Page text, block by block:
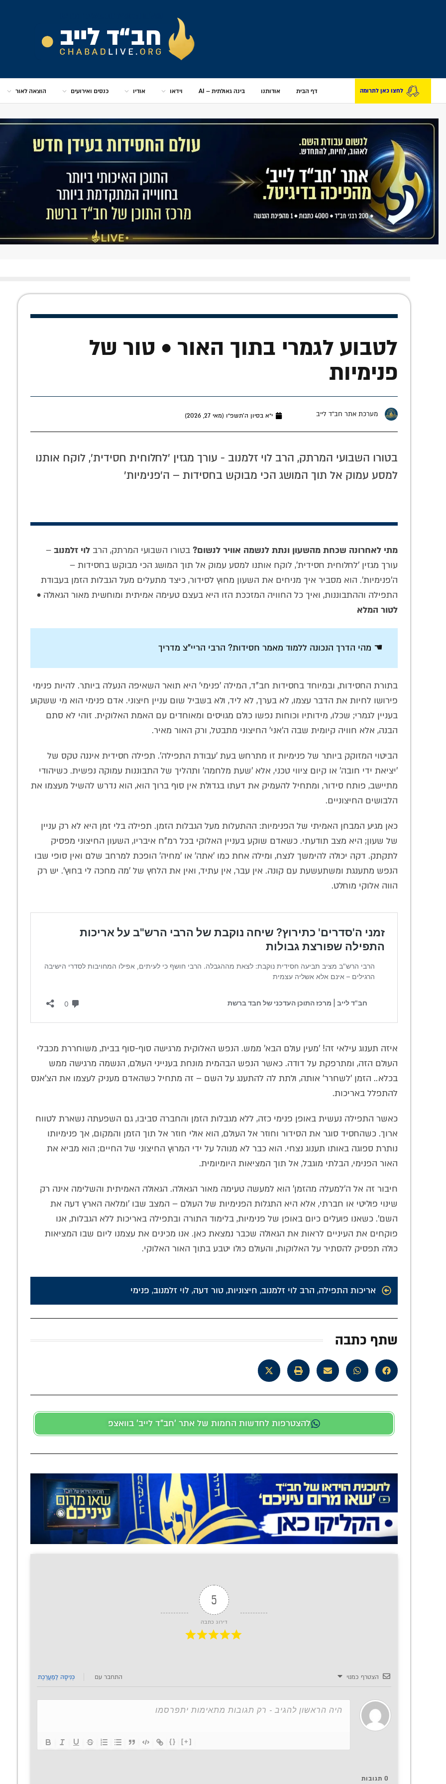
לחצו כאן לתרומה דף הבית אודותנו בינה גאולתית – AI וידאו אודיו כנסים ואירועים הוצאה לאור
לטבוע לגמרי בתוך האור • טור של
פנימיות
מערכת אתר חב"ד לייב י״א בסיון ה׳תשפ״ו (מאי 27, 2026)
בטורו השבועי המרתק, הרב לוי זלמנוב - עורך מגזין 'לחלוחית חסידית', לוקח אותנו
למסע עמוק אל תוך המושג הכי מבוקש בחסידות – ה'פנימיות'
מתי לאחרונה שכחת מהשעון ונתת לנשמה אוויר לנשום? בטורו השבועי המרתק, הרב לוי זלמנוב –
עורך מגזין 'לחלוחית חסידית', לוקח אותנו למסע עמוק אל תוך המושג הכי מבוקש בחסידות –
ה'פנימיות'. הוא מסביר איך מניחים את השעון מחוץ לסידור, כיצד מתעלים מעל הגבלות הזמן בעבודת
התפילה וההתבוננות, ואיך כל החוויה המזככת הזו היא בעצם טעימה אמיתית ומוחשית מאור הגאולה •
לטור המלא
☚ מהי הדרך הנכונה ללמוד מאמר חסידות? הרבי הריי"צ מדריך
בתורת החסידות, ובמיוחד בחסידות חב"ד, המילה 'פנימי' היא תואר השאיפה הנעלה ביותר. להיות פנימי
פירושו לחיות את הדבר עצמו, לא בערך, לא ליד, ולא בשביל שום עניין חיצוני. אדם פנימי הוא מי ששקוע
בעניין לגמרי; שכלו, מידותיו וכוחות נפשו כולם מגויסים ומאוחדים עם האמת האלוקית. זוהי לא סתם
הבנה, אלא חוויה קיומית שבה ה'אני' החיצוני מתבטל, ורק האור מאיר.
הביטוי המזוקק ביותר של פנימיות זו מתרחש בעת 'עבודת התפילה'. תפילה חסידית איננה טקס של
'יציאת ידי חובה' או קיום ציווי טכני, אלא 'שעת מלחמה' ותהליך של התבוננות עמוקה נפשית. כשיהודי
מתיישב, פותח סידור, ומתחיל להעמיק את דעתו בגדולת אין סוף ברוך הוא, הוא נדרש להשיל מעצמו את
הלבושים החיצוניים.
כאן מגיע המבחן האמיתי של הפנימיות: ההתעלות מעל הגבלות הזמן. תפילה בלי זמן היא לא רק עניין
של שעון; היא מצב תודעתי. כשאדם שוקע בעניין האלוקי בכל רמ"ח איבריו, השעון החיצוני מפסיק
לתקתק. דקה יכולה להימשך לנצח, ומילה אחת כמו 'אתה' או 'מחיה' הופכת למרחב שלם ואין סופי שבו
הנפש מתענגת ומשתעשעת עם קונה. אין עבר, אין עתיד, ואין את הלחץ של 'מה מחכה לי בחוץ'. יש רק
הווה אלוקי מוחלט.
איזה תענוג עילאי זה! 'מעין עולם הבא' ממש. הנפש האלוקית מרגישה סוף-סוף בבית, משוחררת מכבלי
העולם הזה, ומתרפקת על דודה. כאשר הנפש הבהמית מונחת בענייני העולם, הנשמה מרגישה ממש
בכלא.. הזמן 'לשחרר' אותה, ולתת לה להתענג על השם – זה מתחיל כשהאדם מעניק לעצמו את הצ'אנס
להתפלל באריכות.
כאשר התפילה נעשית באופן פנימי כזה, ללא מגבלות הזמן והחברה סביבו, גם השפעתה נשארת לטווח
ארוך. כשהחסיד סוגר את הסידור וחוזר אל העולם, הוא אולי חוזר אל תוך הזמן והמקום, אך פנימיותו
נותרת ספוגה באותו תענוג נצחי. הוא כבר לא מנוהל על ידי המרוץ החיצוני של החיים; הוא מביא את
האור הפנימי, הבלתי מוגבל, אל תוך המציאות היומיומית.
חיבור זה אל ה'למעלה מהזמן' הוא למעשה טעימה מאור הגאולה. הגאולה האמיתית והשלימה אינה רק
שינוי פוליטי או חברתי, אלא היא התגלות הפנימיות של העולם – המצב שבו 'ומלאה הארץ דעה את
השם'. כשאנו פועלים כיום באופן של פנימיות, בלימוד התורה ובתפילה באריכות ללא הגבלות, אנו
פוקחים את העיניים לראות את הגאולה שכבר נמצאת כאן. אנו מכינים את עצמנו ליום שבו המציאות
כולה תפסיק להסתיר על האלוקות, והעולם כולו יטבע בתוך האור האלוקי.
אריכות התפילה, הרב לוי זלמנוב, חיצוניות, טור דעה, לוי זלמנוב, פנימי
שתף כתבה
להצטרפות לחדשות החמות של אתר 'חב"ד לייב' בוואצפ
5
דירוג כתבה
הצטרף כמנוי התחבר עם כְּנִיסָה לַמַעֲרֶכֶת
{} [+]
0 תגובות
'להשתתף בנשמתו, בגופו ובממונו': כתב
היד הנדיר של הרבי נחשף
שיעור מיוחד על
אמירת תהילים
נפש' והנוסח
המתאים • סקירה
הרבי הריי"צ לארץ
הקודש בחודש אב •
וחסר לך חיות? הרבי
מדריך ב'יחידות'
נדירה של
המשפיעים הרב
משה ארנשטיין והרב
חב"ד' • תיאור
מיוחד מקבלת